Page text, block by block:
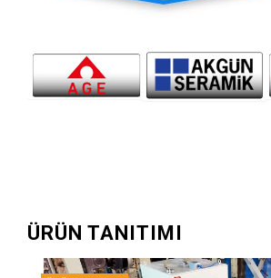
ÜRÜN TANITIMI